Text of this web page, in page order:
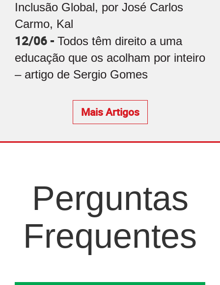
Inclusão Global, por José Carlos
Carmo, Kal
12/06 - Todos têm direito a uma
educação que os acolham por inteiro
– artigo de Sergio Gomes
Mais Artigos
Perguntas
Frequentes